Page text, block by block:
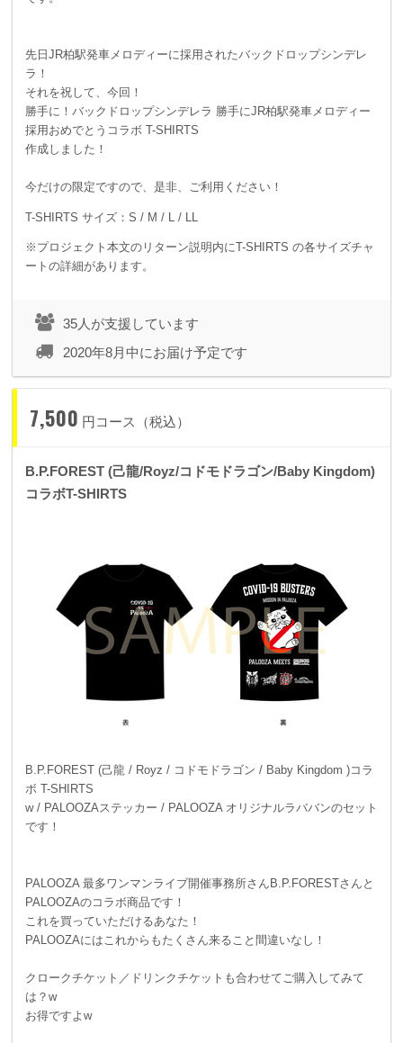
先日JR柏駅発車メロディーに採用されたバックドロップシンデレ
ラ！
それを祝して、今回！
勝手に！バックドロップシンデレラ 勝手にJR柏駅発車メロディー
採用おめでとうコラボ T-SHIRTS
作成しました！
今だけの限定ですので、是非、ご利用ください！
T-SHIRTS サイズ：S / M / L / LL
※プロジェクト本文のリターン説明内にT-SHIRTS の各サイズチャ
ートの詳細があります。
35人が支援しています
2020年8月中にお届け予定です
7,500 円コース（税込）
B.P.FOREST (己龍/Royz/コドモドラゴン/Baby Kingdom)
コラボT-SHIRTS
B.P.FOREST (己龍 / Royz / コドモドラゴン / Baby Kingdom )コラ
ボ T-SHIRTS
w / PALOOZAステッカー / PALOOZA オリジナルラババンのセット
です！
PALOOZA 最多ワンマンライブ開催事務所さんB.P.FORESTさんと
PALOOZAのコラボ商品です！
これを買っていただけるあなた！
PALOOZAにはこれからもたくさん来ること間違いなし！
クロークチケット／ドリンクチケットも合わせてご購入してみて
は？w
お得ですよw